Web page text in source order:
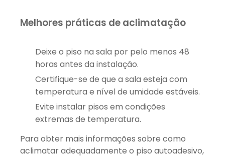
Melhores práticas de aclimatação
Deixe o piso na sala por pelo menos 48
horas antes da instalação.
Certifique-se de que a sala esteja com
temperatura e nível de umidade estáveis.
Evite instalar pisos em condições
extremas de temperatura.
Para obter mais informações sobre como
aclimatar adequadamente o piso autoadesivo,